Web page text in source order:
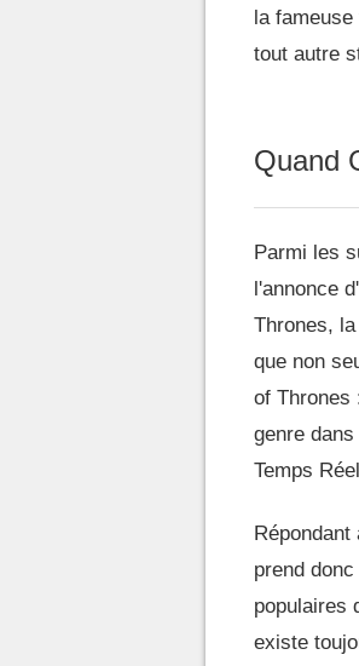
la
tout autre
Quand
Parmi les
l'annonce
Thrones,
que non
of Thrones
genre
Temps
prend
populaires
existe